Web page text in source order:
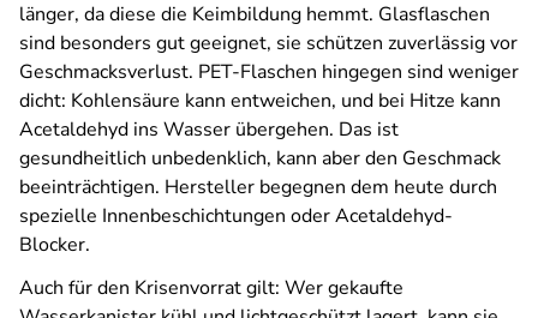
länger, da diese die Keimbildung hemmt. Glasflaschen
sind besonders gut geeignet, sie schützen zuverlässig vor
Geschmacksverlust. PET-Flaschen hingegen sind weniger
dicht: Kohlensäure kann entweichen, und bei Hitze kann
Acetaldehyd ins Wasser übergehen. Das ist
gesundheitlich unbedenklich, kann aber den Geschmack
beeinträchtigen. Hersteller begegnen dem heute durch
spezielle Innenbeschichtungen oder Acetaldehyd-
Blocker.
Auch für den Krisenvorrat gilt: Wer gekaufte